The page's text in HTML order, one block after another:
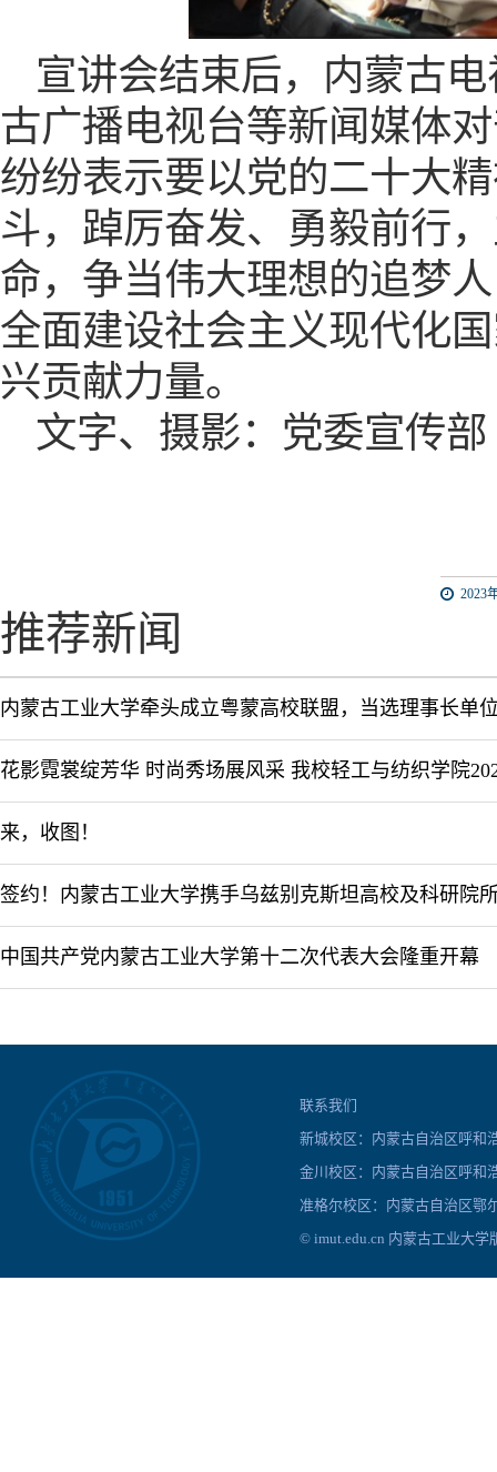
宣讲会结束后，内蒙古
古广播电视台等新闻媒体
纷纷表示要以党的二十大
斗，踔厉奋发、勇毅前行
命，争当伟大理想的追梦
全面建设社会主义现代化
兴贡献力量。
文字、摄影：党委宣传部
2023
推荐新闻
内蒙古工业大学牵头成立粤蒙高校联盟，当选理事长单
来，收图！
中国共产党内蒙古工业大学第十二次代表大会隆重开幕
联系我们
新城校区：内蒙古自治区呼
金川校区：内蒙古自治区呼
准格尔校区：内蒙古自治区
© imut.edu.cn 内蒙古工业大